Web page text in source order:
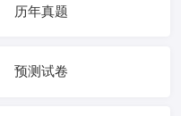
历年真题
预测试卷